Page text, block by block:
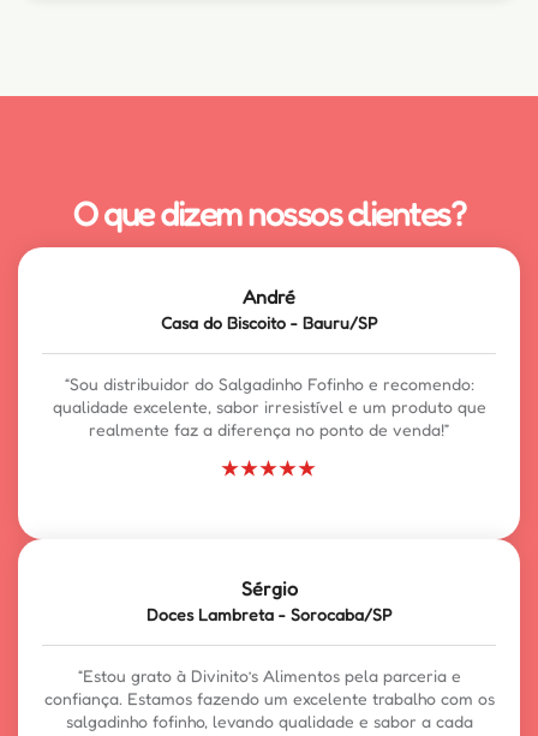
O que dizem nossos clientes?
André
Casa do Biscoito - Bauru/SP
“Sou distribuidor do Salgadinho Fofinho e recomendo:
qualidade excelente, sabor irresistível e um produto que
realmente faz a diferença no ponto de venda!”
★★★★★
Sérgio
Doces Lambreta - Sorocaba/SP
“Estou grato à Divinito’s Alimentos pela parceria e
confiança. Estamos fazendo um excelente trabalho com os
salgadinho fofinho, levando qualidade e sabor a cada